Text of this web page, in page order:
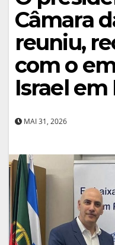
Câmara
reuniu,
com o
Israel
MAI 31, 2026